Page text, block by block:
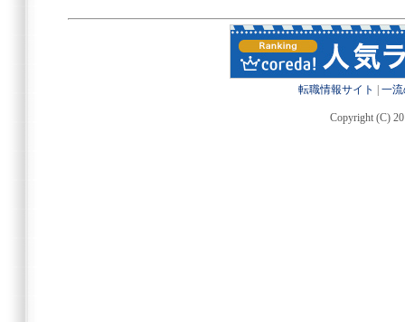
転職情報サイト 一
Copyright (C)